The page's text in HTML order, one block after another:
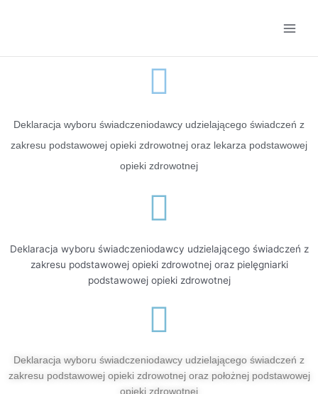
Deklaracja wyboru świadczeniodawcy udzielającego świadczeń z
zakresu podstawowej opieki zdrowotnej oraz lekarza podstawowej
opieki zdrowotnej
Deklaracja wyboru świadczeniodawcy udzielającego świadczeń z
zakresu podstawowej opieki zdrowotnej oraz pielęgniarki
podstawowej opieki zdrowotnej
Deklaracja wyboru świadczeniodawcy udzielającego świadczeń z
zakresu podstawowej opieki zdrowotnej oraz położnej podstawowej
opieki zdrowotnej